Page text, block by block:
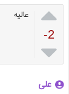

-2

عالیه
علی